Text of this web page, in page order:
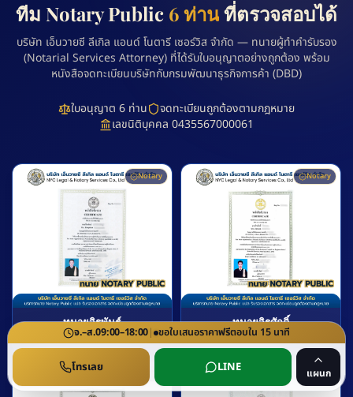
ทีม Notary Public 6 ท่านที่ตรวจสอบได้
บริษัท เอ็นวายซี ลีเกิล แอนด์ โนตารี เซอร์วิส จำกัด — ทนายผู้ทำคำรับรอง
(Notarial Services Attorney) ที่ได้รับใบอนุญาตอย่างถูกต้อง พร้อม
หนังสือจดทะเบียนบริษัทกับกรมพัฒนาธุรกิจการค้า (DBD)
ใบอนุญาต 6 ท่าน
จดทะเบียนถูกต้องตามกฎหมาย
เลขนิติบุคคล 0435567000061
Notary
ทนายจิรพันธ์
Notarial Services Attorney
Notary
ทนายจิรศักดิ์
Notarial Services Attorney
Notary
จ.–ส.09:00–18:00| ขอใบเสนอราคาฟรีตอบใน 15 นาที
โทรเลย LINE แผนก